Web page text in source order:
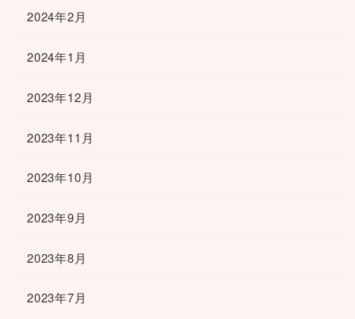
2024年2月
2024年1月
2023年12月
2023年11月
2023年10月
2023年9月
2023年8月
2023年7月